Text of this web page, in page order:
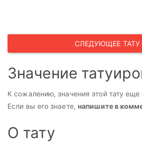
СЛЕДУЮЩЕЕ
Значение
К сожалению, значения этой тату еще
Если вы его знаете, напишите в
О тату